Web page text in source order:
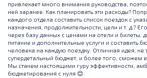
привлекает много внимания руководства,
ней заранее. Как планировать эти расходы?
каждого отдела составить список поездок с
назначения, продолжительности, цели и т. д.?
через базу данных с ценами на отели и билеты,
питание и дополнительные услуги и составить
человека на каждую поездку. Отличная идея,
супердетальный бюджет, и более того, сможем
Мы станем настоящими гуру эффективности,
бюджетирования с нуля 😊